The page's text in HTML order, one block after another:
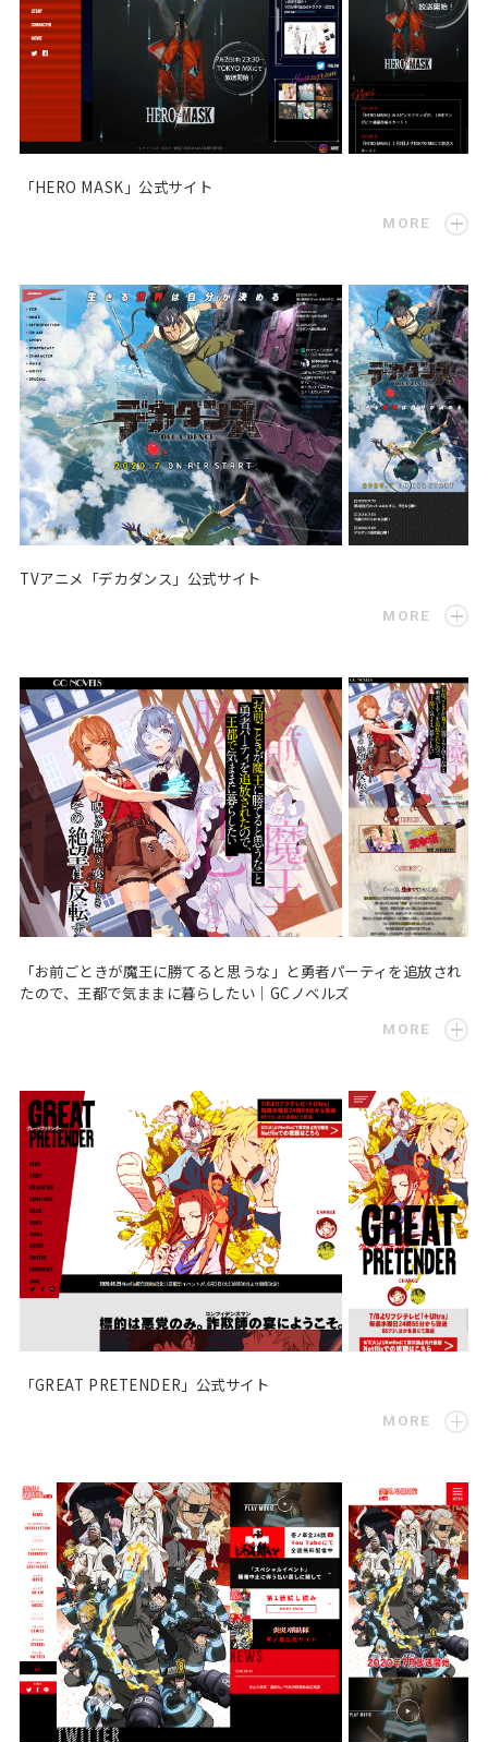
「HERO MASK」公式サイト
MORE
TVアニメ「デカダンス」公式サイト
MORE
「お前ごときが魔王に勝てると思うな」と勇者パーティを追放され
たので、王都で気ままに暮らしたい｜GCノベルズ
MORE
「GREAT PRETENDER」公式サイト
MORE